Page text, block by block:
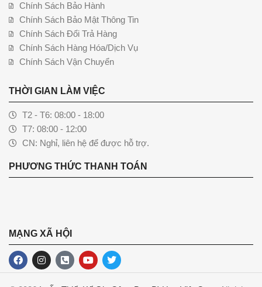
Chính Sách Bảo Hành
Chính Sách Bảo Mật Thông Tin
Chính Sách Đổi Trả Hàng
Chính Sách Hàng Hóa/Dịch Vụ
Chính Sách Vận Chuyển
THỜI GIAN LÀM VIỆC
T2 - T6: 08:00 - 18:00
T7: 08:00 - 12:00
CN: Nghỉ, liên hệ để được hỗ trợ.
PHƯƠNG THỨC THANH TOÁN
MẠNG XÃ HỘI